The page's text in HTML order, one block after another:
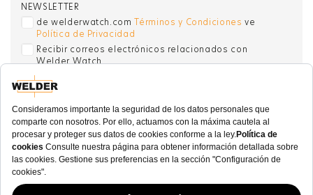
NEWSLETTER
de welderwatch.comTérminos y Condiciones ve
Política de Privacidad
Recibir correos electrónicos relacionados con
Welder Watch
consent to its use. .
SOCIAL CHANNELS
CATEGORY
COLECCIÓN